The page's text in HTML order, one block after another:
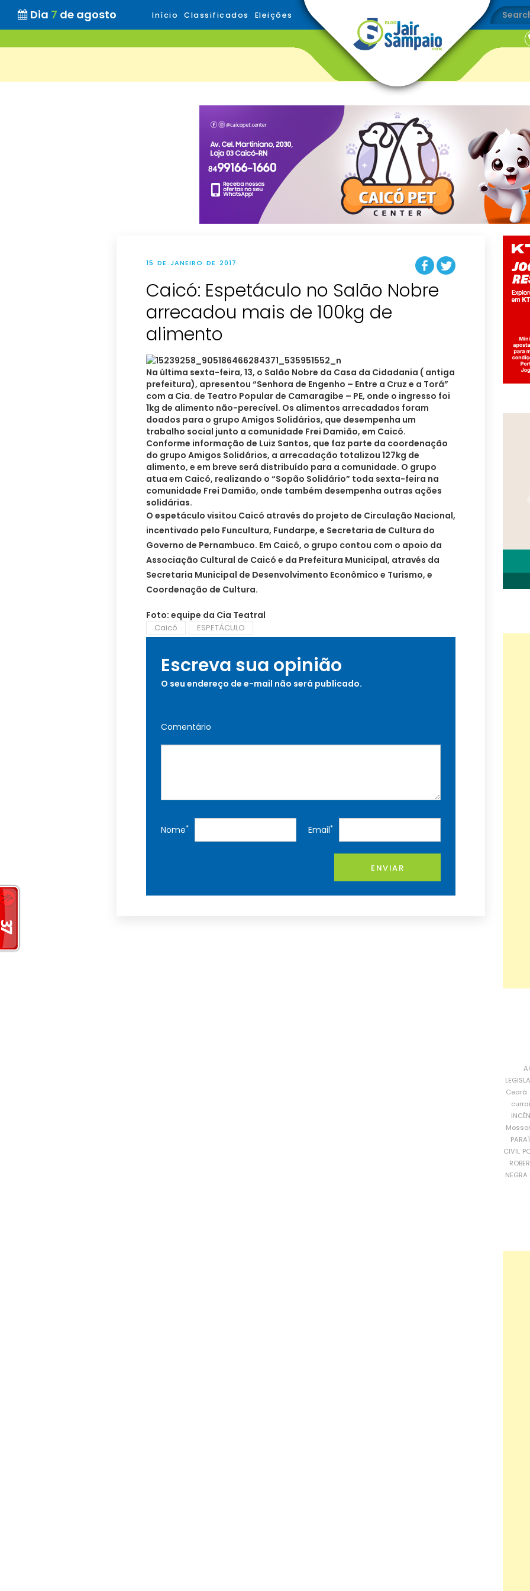
Dia 7 de agosto Início Classificados Eleições
15 DE JANEIRO DE 2017
Caicó: Espetáculo no Salão Nobre
arrecadou mais de 100kg de
alimento
Na última sexta-feira, 13, o Salão Nobre da Casa da Cidadania ( antiga
prefeitura), apresentou “Senhora de Engenho – Entre a Cruz e a Torá”
com a Cia. de Teatro Popular de Camaragibe – PE, onde o ingresso foi
1kg de alimento não-perecível. Os alimentos arrecadados foram
doados para o grupo Amigos Solidários, que desempenha um
trabalho social junto a comunidade Frei Damião, em Caicó.
Conforme informação de Luiz Santos, que faz parte da coordenação
do grupo Amigos Solidários, a arrecadação totalizou 127kg de
alimento, e em breve será distribuído para a comunidade. O grupo
atua em Caicó, realizando o “Sopão Solidário” toda sexta-feira na
comunidade Frei Damião, onde também desempenha outras ações
solidárias.
O espetáculo visitou Caicó através do projeto de Circulação Nacional,
incentivado pelo Funcultura, Fundarpe, e Secretaria de Cultura do
Governo de Pernambuco. Em Caicó, o grupo contou com o apoio da
Associação Cultural de Caicó e da Prefeitura Municipal, através da
Secretaria Municipal de Desenvolvimento Econômico e Turismo, e
Coordenação de Cultura.
Foto: equipe da Cia Teatral
Caicó ESPETÁCULO
Escreva sua opinião
O seu endereço de e-mail não será publicado.
Comentário
Nome* Email*
ENVIAR
Ceará
CIVIL
NEGRA